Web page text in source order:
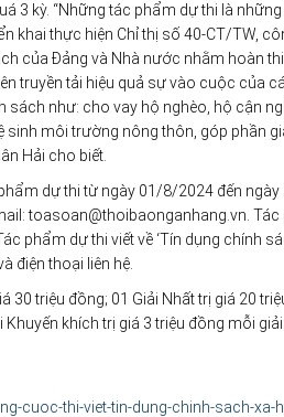
kỳ. “Những tác phẩm dự thi là
khai thực hiện Chỉ thị số 40-CT/TW,
của Đảng và Nhà nước nhằm hoàn
truyền tải hiệu quả sự vào cuộc của
như: cho vay hộ nghèo, hộ cận
môi trường nông thôn, góp phần
Hải cho biết.
dự thi từ ngày 01/8/2024 đến
toasoan@thoibaonganhang.vn.
phẩm dự thi viết về ‘Tín dụng chính
điện thoại liên hệ.
triệu đồng; 01 Giải Nhất trị giá 20
khích trị giá 3 triệu đồng mỗi
cuoc-thi-viet-tin-dung-chinh-sach-xa-